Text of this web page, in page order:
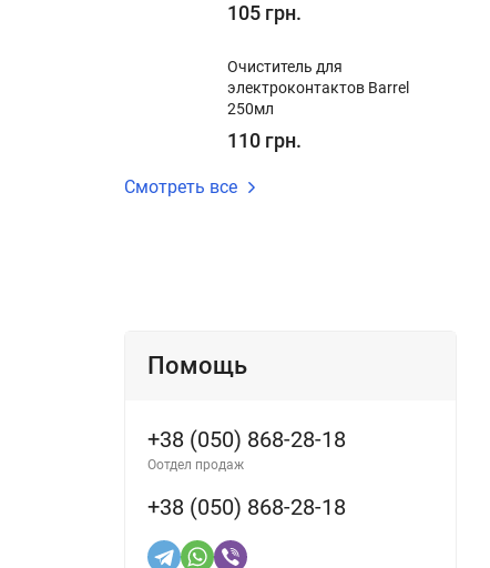
105 грн.
Очиститель для
электроконтактов Barrel
250мл
110 грн.
Смотреть все
Помощь
+38 (050) 868-28-18
Оотдел продаж
+38 (050) 868-28-18